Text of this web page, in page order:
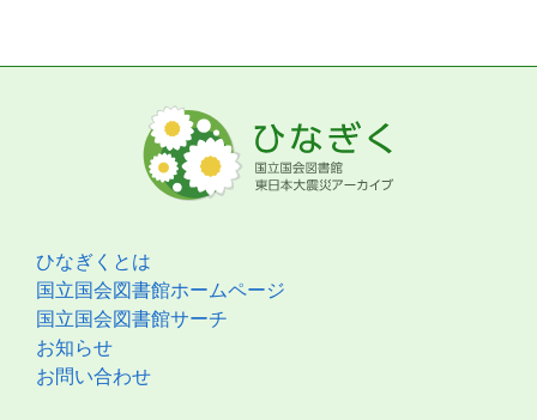
ひなぎくとは
国立国会図書館ホームページ
国立国会図書館サーチ
お知らせ
お問い合わせ